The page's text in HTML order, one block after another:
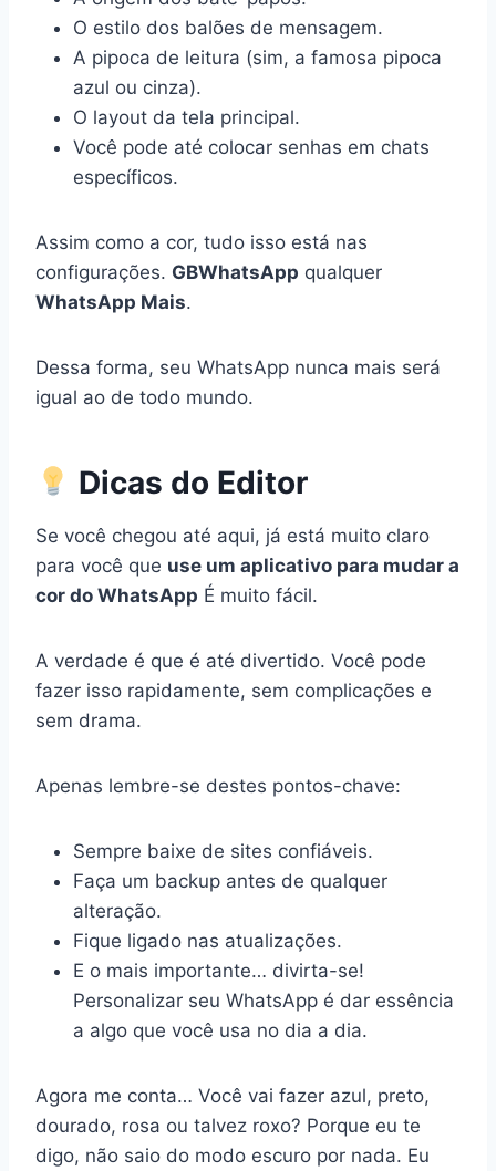
O estilo dos balões de mensagem.
A pipoca de leitura (sim, a famosa pipoca
azul ou cinza).
O layout da tela principal.
Você pode até colocar senhas em chats
específicos.
Assim como a cor, tudo isso está nas
configurações. GBWhatsApp qualquer
WhatsApp Mais.
Dessa forma, seu WhatsApp nunca mais será
igual ao de todo mundo.
Dicas do Editor
Se você chegou até aqui, já está muito claro
para você que use um aplicativo para mudar a
cor do WhatsApp É muito fácil.
A verdade é que é até divertido. Você pode
fazer isso rapidamente, sem complicações e
sem drama.
Apenas lembre-se destes pontos-chave:
Sempre baixe de sites confiáveis.
Faça um backup antes de qualquer
alteração.
Fique ligado nas atualizações.
E o mais importante… divirta-se!
Personalizar seu WhatsApp é dar essência
a algo que você usa no dia a dia.
Agora me conta… Você vai fazer azul, preto,
dourado, rosa ou talvez roxo? Porque eu te
digo, não saio do modo escuro por nada. Eu